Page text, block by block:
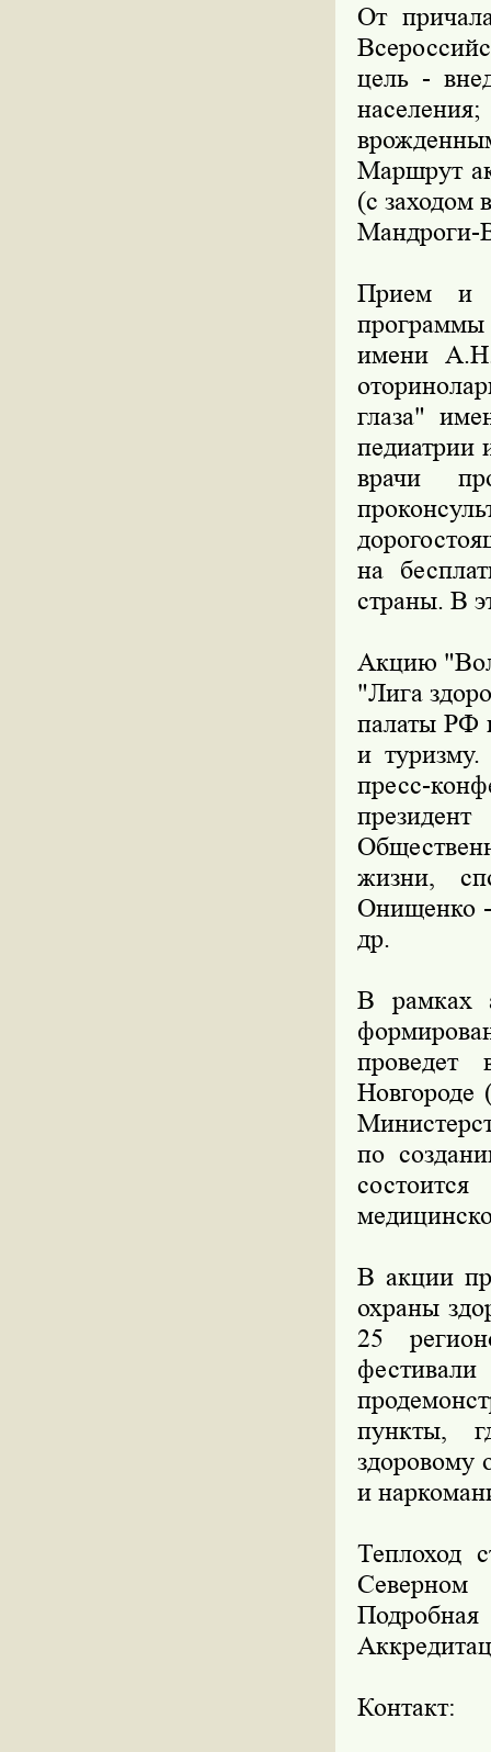
От
цель -
Маршрут
(с заходом
Мандроги-
Прием и
имени
глаза"
педиатрии
врачи
на
страны. В
Акцию
"Лига
палаты РФ
и туризму.
пресс-
жизни,
Онищенко -
др.
В рамках
Новгороде
по
В акции
охраны
25
пункты,
здоровому
и
Теплоход
Контакт: